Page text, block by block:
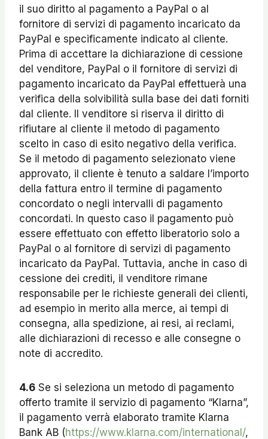
il suo diritto al pagamento a PayPal o al
fornitore di servizi di pagamento incaricato da
PayPal e specificamente indicato al cliente.
Prima di accettare la dichiarazione di cessione
del venditore, PayPal o il fornitore di servizi di
pagamento incaricato da PayPal effettuerà una
verifica della solvibilità sulla base dei dati forniti
dal cliente. Il venditore si riserva il diritto di
rifiutare al cliente il metodo di pagamento
scelto in caso di esito negativo della verifica.
Se il metodo di pagamento selezionato viene
approvato, il cliente è tenuto a saldare l’importo
della fattura entro il termine di pagamento
concordato o negli intervalli di pagamento
concordati. In questo caso il pagamento può
essere effettuato con effetto liberatorio solo a
PayPal o al fornitore di servizi di pagamento
incaricato da PayPal. Tuttavia, anche in caso di
cessione dei crediti, il venditore rimane
responsabile per le richieste generali dei clienti,
ad esempio in merito alla merce, ai tempi di
consegna, alla spedizione, ai resi, ai reclami,
alle dichiarazioni di recesso e alle consegne o
note di accredito.
4.6 Se si seleziona un metodo di pagamento
offerto tramite il servizio di pagamento “Klarna”,
il pagamento verrà elaborato tramite Klarna
Bank AB (https://www.klarna.com/international/,